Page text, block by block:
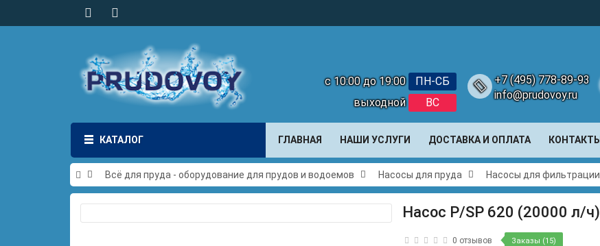
с 10:00 до 19:00
ПН-СБ
выходной
ВС
+7 (495) 778-89-93
info@prudovoy.ru
КАТАЛОГ ГЛАВНАЯ НАШИ УСЛУГИ ДОСТАВКА И ОПЛАТА КОНТАКТЫ
Всё для пруда - оборудование для прудов и водоемов Насосы для пруда Насосы для фильтрации
Насос P/SP 620 (20000 л/ч)
0 отзывов Заказы (15)